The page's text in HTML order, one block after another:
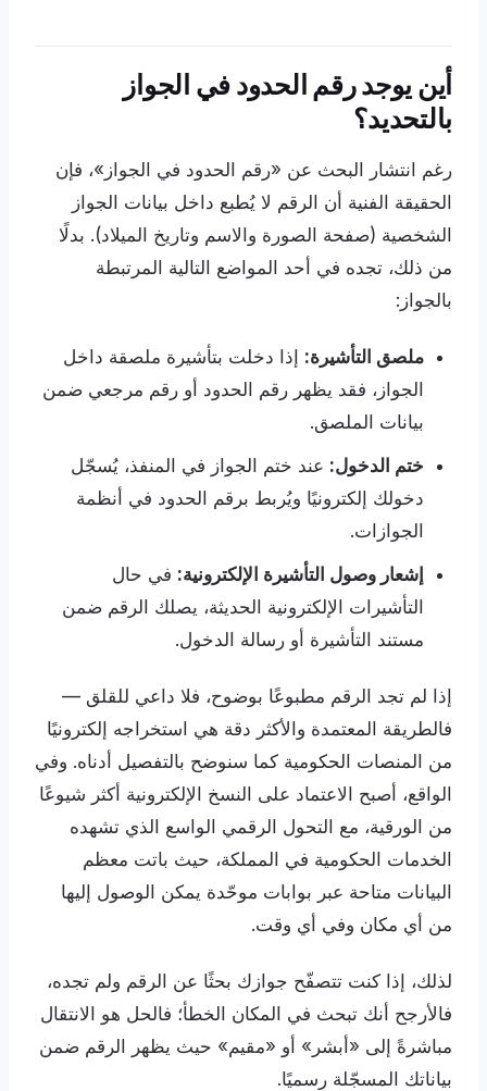
أين يوجد رقم الحدود في الجواز
بالتحديد؟
رغم انتشار البحث عن «رقم الحدود في الجواز»، فإن
الحقيقة الفنية أن الرقم لا يُطبع داخل بيانات الجواز
الشخصية (صفحة الصورة والاسم وتاريخ الميلاد). بدلًا
من ذلك، تجده في أحد المواضع التالية المرتبطة
بالجواز:
ملصق التأشيرة: إذا دخلت بتأشيرة ملصقة داخل
الجواز، فقد يظهر رقم الحدود أو رقم مرجعي ضمن
بيانات الملصق.
ختم الدخول: عند ختم الجواز في المنفذ، يُسجّل
دخولك إلكترونيًا ويُربط برقم الحدود في أنظمة
الجوازات.
إشعار وصول التأشيرة الإلكترونية: في حال
التأشيرات الإلكترونية الحديثة، يصلك الرقم ضمن
مستند التأشيرة أو رسالة الدخول.
إذا لم تجد الرقم مطبوعًا بوضوح، فلا داعي للقلق —
فالطريقة المعتمدة والأكثر دقة هي استخراجه إلكترونيًا
من المنصات الحكومية كما سنوضح بالتفصيل أدناه. وفي
الواقع، أصبح الاعتماد على النسخ الإلكترونية أكثر شيوعًا
من الورقية، مع التحول الرقمي الواسع الذي تشهده
الخدمات الحكومية في المملكة، حيث باتت معظم
البيانات متاحة عبر بوابات موحّدة يمكن الوصول إليها
من أي مكان وفي أي وقت.
لذلك، إذا كنت تتصفّح جوازك بحثًا عن الرقم ولم تجده،
فالأرجح أنك تبحث في المكان الخطأ؛ فالحل هو الانتقال
مباشرةً إلى «أبشر» أو «مقيم» حيث يظهر الرقم ضمن
بياناتك المسجّلة رسميًا.